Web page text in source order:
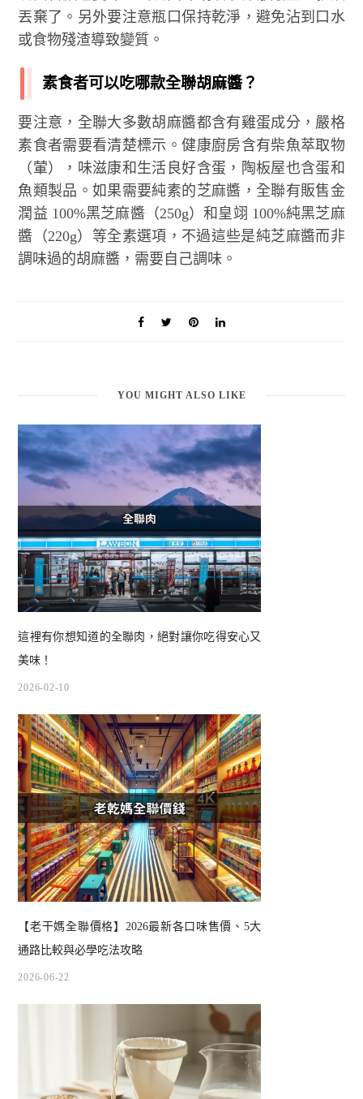
丟棄了。另外要注意瓶口保持乾淨，避免沾到口水
或食物殘渣導致變質。
素食者可以吃哪款全聯胡麻醬？
要注意，全聯大多數胡麻醬都含有雞蛋成分，嚴格
素食者需要看清楚標示。健康廚房含有柴魚萃取物
（葷），味滋康和生活良好含蛋，陶板屋也含蛋和
魚類製品。如果需要純素的芝麻醬，全聯有販售金
潤益 100%黑芝麻醬（250g）和皇翊 100%純黑芝麻
醬（220g）等全素選項，不過這些是純芝麻醬而非
調味過的胡麻醬，需要自己調味。
YOU MIGHT ALSO LIKE
這裡有你想知道的全聯肉，絕對讓你吃得安心又
美味！
2026-02-10
【老干媽全聯價格】2026最新各口味售價、5大
通路比較與必學吃法攻略
2026-06-22